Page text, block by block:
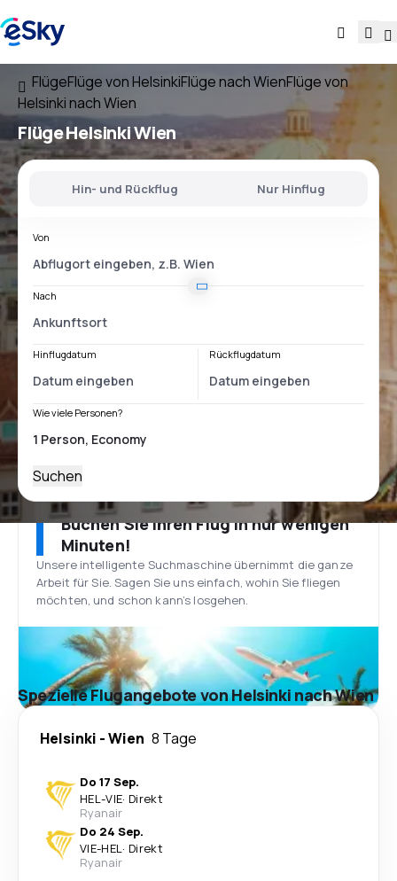
FlügeFlüge von HelsinkiFlüge nach WienFlüge von
Helsinki nach Wien
FlügeHelsinki Wien
Hin- und Rückflug Nur Hinflug
Von
Nach
Hinflugdatum Rückflugdatum
Wie viele Personen?
Suchen
Buchen Sie Ihren Flug in nur wenigen
Minuten!
Unsere intelligente Suchmaschine übernimmt die ganze
Arbeit für Sie. Sagen Sie uns einfach, wohin Sie fliegen
möchten, und schon kann’s losgehen.
Spezielle Flugangebote von Helsinki nach Wien
Helsinki -Wien 8 Tage
Do 17 Sep.
HEL-VIE· Direkt
Ryanair
Do 24 Sep.
VIE-HEL· Direkt
Ryanair